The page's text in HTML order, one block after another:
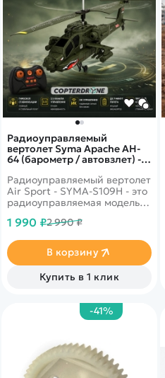
Радиоуправляемый
вертолет Syma Apache AH-
64 (барометр / автовзлет) -
Радиоуправляемый вертолет
Air Sport - SYMA-S109H - это
радиоуправляемая модель
начинающих. Имеет
полета и минимальный вес.
Прост в управлении. Время
зарядки от пульта
управления около 60 минут.
1 990 ₽2 990 ₽
В корзину
Купить в 1 клик
-41%